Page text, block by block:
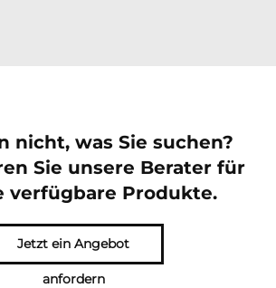
nicht, was Sie suchen?
Sie unsere Berater für
verfügbare Produkte.
Jetzt ein Angebot
anfordern